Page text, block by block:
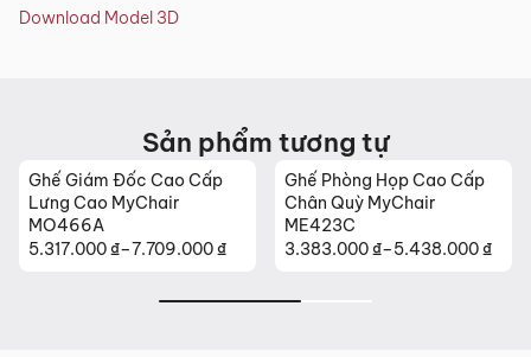
Download Model 3D
Sản phẩm tương tự
Ghế Giám Đốc Cao Cấp
Lưng Cao MyChair
MO466A
5.317.000₫–7.709.000₫
Khoảng
Ghế Phòng Họp Cao Cấp
Chân Quỳ MyChair
ME423C
3.383.000₫–5.438.000₫
Khoảng